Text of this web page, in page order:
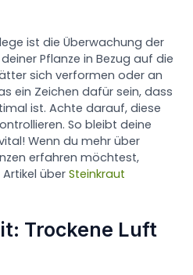
ist die Überwachung der
Pflanze in Bezug auf die
sich verformen oder an
ein Zeichen dafür sein, dass
ist. Achte darauf, diese
So bleibt deine
Wenn du mehr über
erfahren möchtest,
Artikel überSteinkraut
Trockene Luft